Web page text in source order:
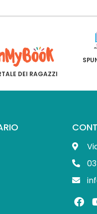
DEI RAGAZZI
F
a